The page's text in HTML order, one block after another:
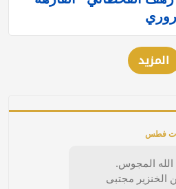
المزيد
فطس
المجوس.
الخنزير مجتبى